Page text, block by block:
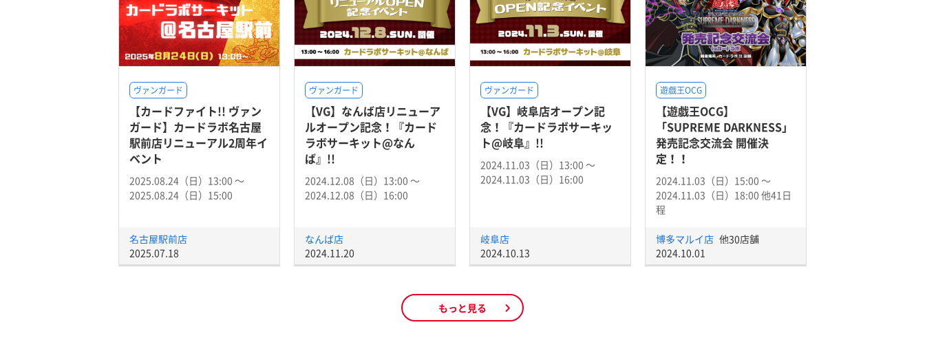
ヴァンガード
【カードファイト!! ヴァン
ガード】カードラボ名古屋
駅前店リニューアル2周年イ
ベント
2025.08.24（日）13:00 〜
2025.08.24（日）15:00
名古屋駅前店
2025.07.18
ヴァンガード
【VG】なんば店リニューア
ルオープン記念！『カード
ラボサーキット@なん
ば』!!
2024.12.08（日）13:00 〜
2024.12.08（日）16:00
なんば店
2024.11.20
ヴァンガード
【VG】岐阜店オープン記
念！『カードラボサーキッ
ト@岐阜』!!
2024.11.03（日）13:00 〜
2024.11.03（日）16:00
岐阜店
2024.10.13
遊戯王OCG
【遊戯王OCG】
「SUPREME DARKNESS」
発売記念交流会 開催決
定！！
2024.11.03（日）15:00 〜
2024.11.03（日）18:00 他41日
程
博多マルイ店 他30店舗
2024.10.01
もっと見る